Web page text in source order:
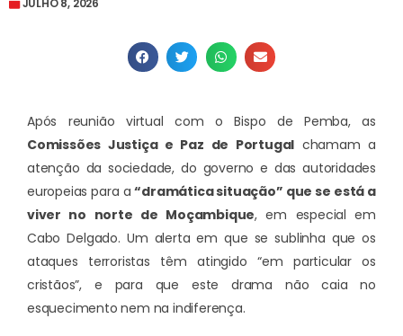
Após reunião virtual com o Bispo de Pemba, as
Comissões Justiça e Paz de Portugal chamam a
atenção da sociedade, do governo e das autoridades
europeias para a“dramática situação” que se está a
viver no norte de Moçambique, em especial em
Cabo Delgado. Um alerta em que se sublinha que os
ataques terroristas têm atingido “em particular os
cristãos”, e para que este drama não caia no
esquecimento nem na indiferença.